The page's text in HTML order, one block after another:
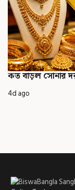
কত বাড়ল সোনার
4d ago